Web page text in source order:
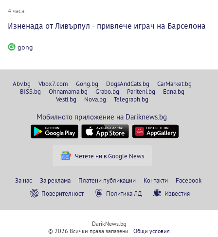
4 часа
Изненада от Ливърпул - привлече играч на Барселона
gong
Abv.bg Vbox7.com Gong.bg DogsAndCats.bg
CarMarket.bg
BISS.bg
Ohnamama.bg Grabo.bg Pariteni.bg
Edna.bg
Vesti.bg
Nova.bg Telegraph.bg
Мобилното приложение на Dariknews.bg
Четете ни в Google News
За нас За реклама Платени публикации Контакти
Facebook
Поверителност
Политика ЛД Известия
DarikNews.bg
© 2026 Всички права запазени. Общи условия